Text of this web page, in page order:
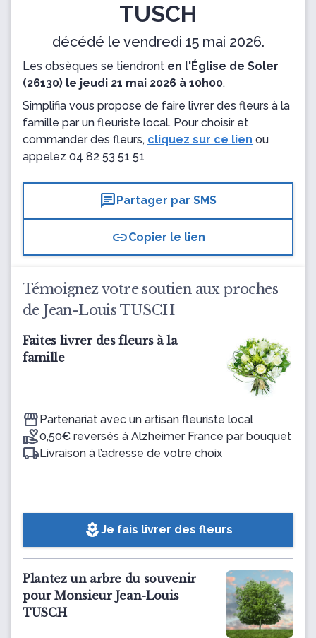
TUSCH
décédé le vendredi 15 mai 2026.
Les obsèques se tiendront en l'Église de Soler
(26130) le jeudi 21 mai 2026 à 10h00.
Simplifia vous propose de faire livrer des fleurs à la
famille par un fleuriste local. Pour choisir et
commander des fleurs, cliquez sur ce lien ou
appelez 04 82 53 51 51
chatPartager par SMS
linkCopier le lien
Témoignez votre soutien aux proches
de Jean-Louis TUSCH
Faites livrer des fleurs à la
famille
Partenariat avec un artisan fleuriste local
0,50€ reversés à Alzheimer France par bouquet
Livraison à l’adresse de votre choix
local_floristJe fais livrer des fleurs
Plantez un arbre du souvenir
pour Monsieur Jean-Louis
TUSCH